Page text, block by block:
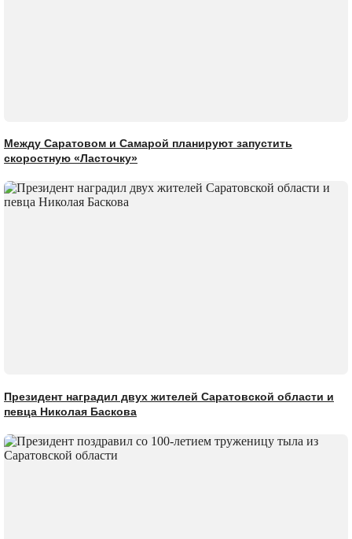
Между Саратовом и Самарой планируют запустить
скоростную «Ласточку»
Президент наградил двух жителей Саратовской области и
певца Николая Баскова